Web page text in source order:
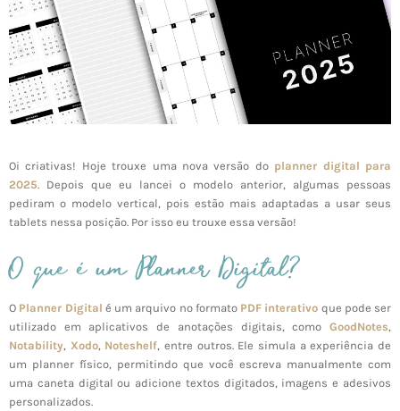
Oi criativas! Hoje trouxe uma nova versão do planner digital para
2025. Depois que eu lancei o modelo anterior, algumas pessoas
pediram o modelo vertical, pois estão mais adaptadas a usar seus
tablets nessa posição. Por isso eu trouxe essa versão!
O que é um Planner Digital?
O Planner Digital é um arquivo no formato PDF interativo que pode ser
utilizado em aplicativos de anotações digitais, como GoodNotes,
Notability, Xodo, Noteshelf, entre outros. Ele simula a experiência de
um planner físico, permitindo que você escreva manualmente com
uma caneta digital ou adicione textos digitados, imagens e adesivos
personalizados.